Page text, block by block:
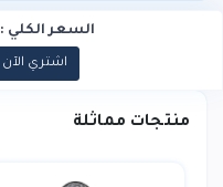
السعر الكلي :
اشتري الآن
منتجات مماثلة